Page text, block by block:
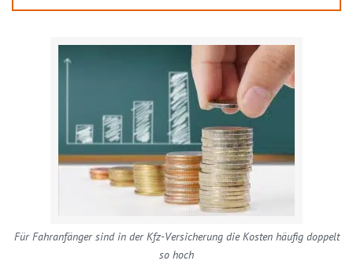
Für Fahranfänger sind in der Kfz-Versicherung die Kosten häufig doppelt
so hoch